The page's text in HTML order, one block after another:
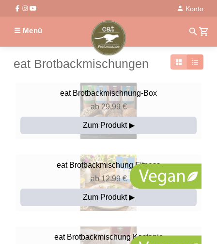
Konto
☰ Menü
eat Brotbackmischungen
eat Brotbackmischnung-Box
ab 29,99 €
Zum Produkt ▶
eat Brotbackmischung Fitness
ab 12,99 €
Zum Produkt ▶
eat Brotbackmischung Kastanie